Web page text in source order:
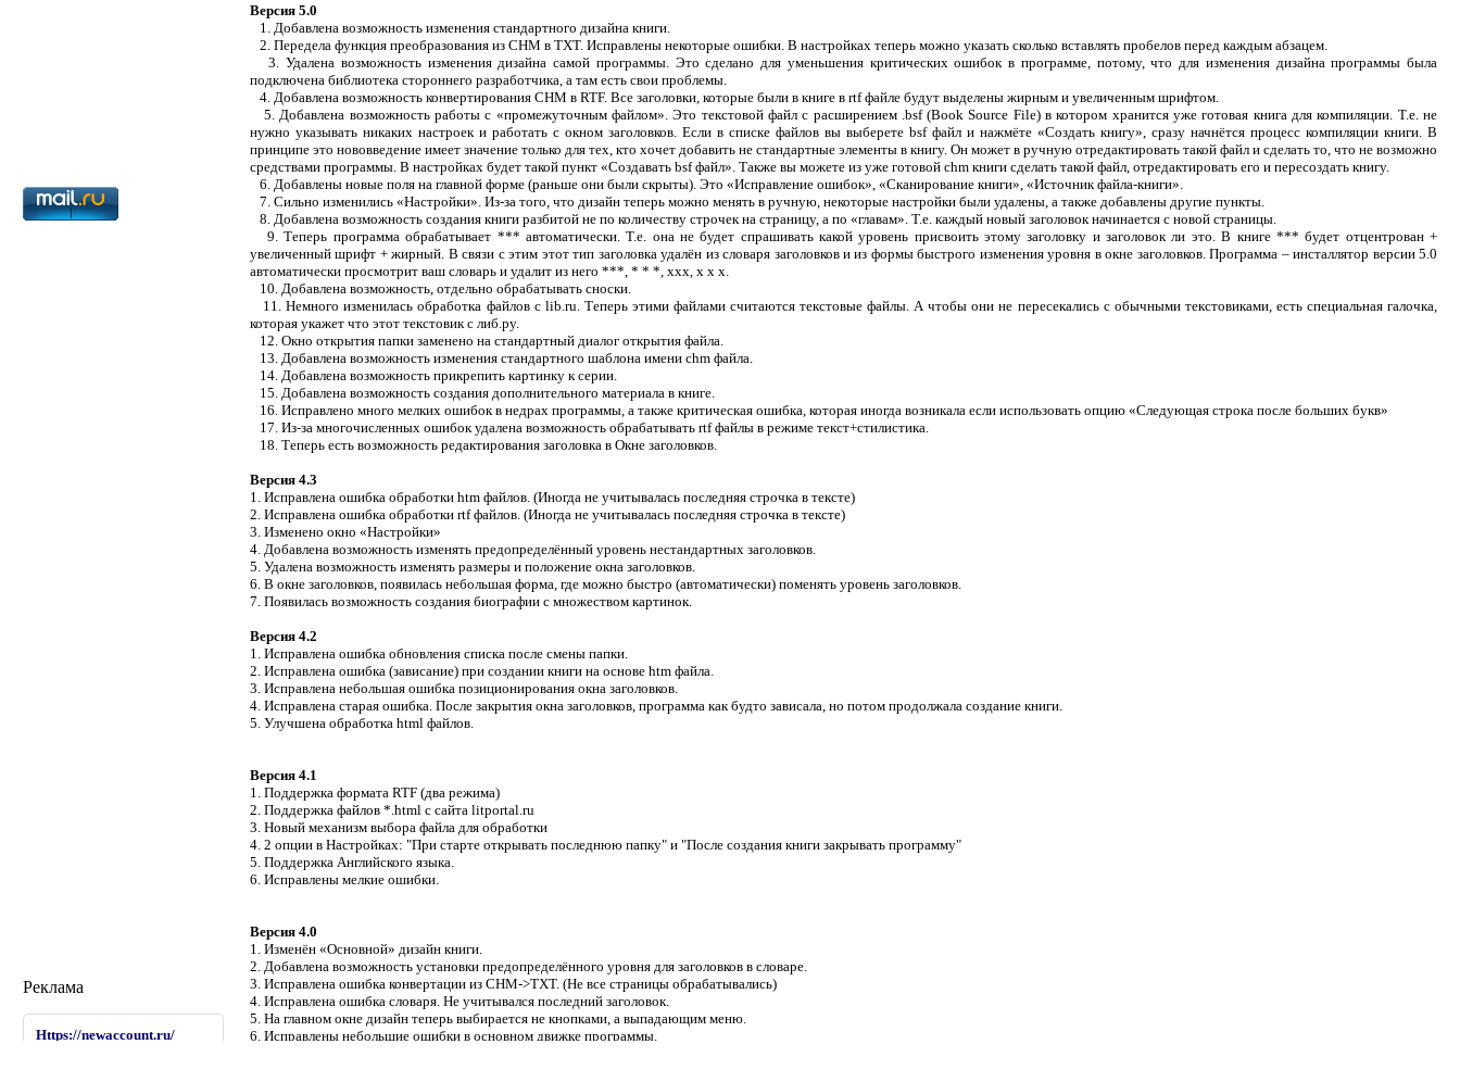
Реклама
Https://newaccount.ru/
Версия 5.0
1. Добавлена возможность изменения стандартного дизайна книги.
2. Передела функция преобразования из CHM в TXT. Исправлены некоторые ошибки. В настройках теперь можно указать сколько вставлять пробелов перед каждым абзацем.
3. Удалена возможность изменения дизайна самой программы. Это сделано для уменьшения критических ошибок в программе, потому, что для изменения дизайна программы была
подключена библиотека стороннего разработчика, а там есть свои проблемы.
4. Добавлена возможность конвертирования CHM в RTF. Все заголовки, которые были в книге в rtf файле будут выделены жирным и увеличенным шрифтом.
5. Добавлена возможность работы с «промежуточным файлом». Это текстовой файл с расширением .bsf (Book Source File) в котором хранится уже готовая книга для компиляции. Т.е. не
нужно указывать никаких настроек и работать с окном заголовков. Если в списке файлов вы выберете bsf файл и нажмёте «Создать книгу», сразу начнётся процесс компиляции книги. В
принципе это нововведение имеет значение только для тех, кто хочет добавить не стандартные элементы в книгу. Он может в ручную отредактировать такой файл и сделать то, что не возможно
средствами программы. В настройках будет такой пункт «Создавать bsf файл». Также вы можете из уже готовой chm книги сделать такой файл, отредактировать его и пересоздать книгу.
6. Добавлены новые поля на главной форме (раньше они были скрыты). Это «Исправление ошибок», «Сканирование книги», «Источник файла-книги».
7. Сильно изменились «Настройки». Из-за того, что дизайн теперь можно менять в ручную, некоторые настройки были удалены, а также добавлены другие пункты.
8. Добавлена возможность создания книги разбитой не по количеству строчек на страницу, а по «главам». Т.е. каждый новый заголовок начинается с новой страницы.
9. Теперь программа обрабатывает *** автоматически. Т.е. она не будет спрашивать какой уровень присвоить этому заголовку и заголовок ли это. В книге *** будет отцентрован +
увеличенный шрифт + жирный. В связи с этим этот тип заголовка удалён из словаря заголовков и из формы быстрого изменения уровня в окне заголовков. Программа – инсталлятор версии 5.0
автоматически просмотрит ваш словарь и удалит из него ***, * * *, xxx, x x x.
10. Добавлена возможность, отдельно обрабатывать сноски.
11. Немного изменилась обработка файлов с lib.ru. Теперь этими файлами считаются текстовые файлы. А чтобы они не пересекались с обычными текстовиками, есть специальная галочка,
которая укажет что этот текстовик с либ.ру.
12. Окно открытия папки заменено на стандартный диалог открытия файла.
13. Добавлена возможность изменения стандартного шаблона имени chm файла.
14. Добавлена возможность прикрепить картинку к серии.
15. Добавлена возможность создания дополнительного материала в книге.
16. Исправлено много мелких ошибок в недрах программы, а также критическая ошибка, которая иногда возникала если использовать опцию «Следующая строка после больших букв»
17. Из-за многочисленных ошибок удалена возможность обрабатывать rtf файлы в режиме текст+стилистика.
18. Теперь есть возможность редактирования заголовка в Окне заголовков.
Версия 4.3
1. Исправлена ошибка обработки htm файлов. (Иногда не учитывалась последняя строчка в тексте)
2. Исправлена ошибка обработки rtf файлов. (Иногда не учитывалась последняя строчка в тексте)
3. Изменено окно «Настройки»
4. Добавлена возможность изменять предопределённый уровень нестандартных заголовков.
5. Удалена возможность изменять размеры и положение окна заголовков.
6. В окне заголовков, появилась небольшая форма, где можно быстро (автоматически) поменять уровень заголовков.
7. Появилась возможность создания биографии с множеством картинок.
Версия 4.2
1. Исправлена ошибка обновления списка после смены папки.
2. Исправлена ошибка (зависание) при создании книги на основе htm файла.
3. Исправлена небольшая ошибка позиционирования окна заголовков.
4. Исправлена старая ошибка. После закрытия окна заголовков, программа как будто зависала, но потом продолжала создание книги.
5. Улучшена обработка html файлов.
Версия 4.1
1. Поддержка формата RTF (два режима)
2. Поддержка файлов *.html c сайта litportal.ru
3. Новый механизм выбора файла для обработки
4. 2 опции в Настройках: "При старте открывать последнюю папку" и "После создания книги закрывать программу"
5. Поддержка Английского языка.
6. Исправлены мелкие ошибки.
Версия 4.0
1. Изменён «Основной» дизайн книги.
2. Добавлена возможность установки предопределённого уровня для заголовков в словаре.
3. Исправлена ошибка конвертации из CHM->TXT. (Не все страницы обрабатывались)
4. Исправлена ошибка словаря. Не учитывался последний заголовок.
5. На главном окне дизайн теперь выбирается не кнопками, а выпадающим меню.
6. Исправлены небольшие ошибки в основном движке программы.